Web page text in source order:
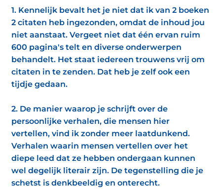
1. Kennelijk bevalt het je niet dat ik van 2 boeken
2 citaten heb ingezonden, omdat de inhoud jou
niet aanstaat. Vergeet niet dat één ervan ruim
600 pagina's telt en diverse onderwerpen
behandelt. Het staat iedereen trouwens vrij om
citaten in te zenden. Dat heb je zelf ook een
tijdje gedaan.
2. De manier waarop je schrijft over de
persoonlijke verhalen, die mensen hier
vertellen, vind ik zonder meer laatdunkend.
Verhalen waarin mensen vertellen over het
diepe leed dat ze hebben ondergaan kunnen
wel degelijk literair zijn. De tegenstelling die je
schetst is denkbeeldig en onterecht.